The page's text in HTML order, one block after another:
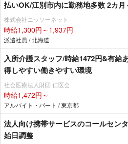
払いOK/江別市内に勤務地多数 2カ月
株式会社ニッソーネット
時給1,300円～1,937円
派遣社員 / 北海道
入所介護スタッフ/時給1472円&有給
得しやすい働きやすい環境
社会医療法人財団 仁医会
時給1,472円～
アルバイト・パート / 東京都
法人向け携帯サービスのコールセン
始日調整